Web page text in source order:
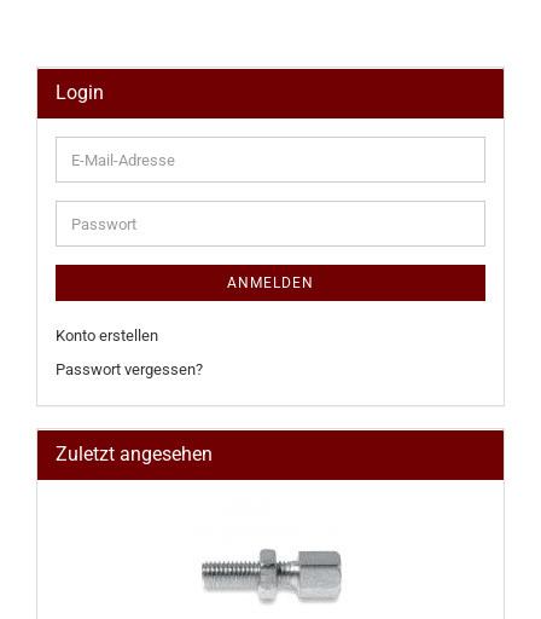
Login
E-
Mail-
Adresse
Passwort
ANMELDEN
Konto erstellen
Passwort vergessen?
Zuletzt angesehen